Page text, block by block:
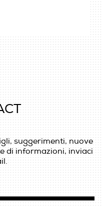
suggerimenti, nuove
di informazioni, inviaci